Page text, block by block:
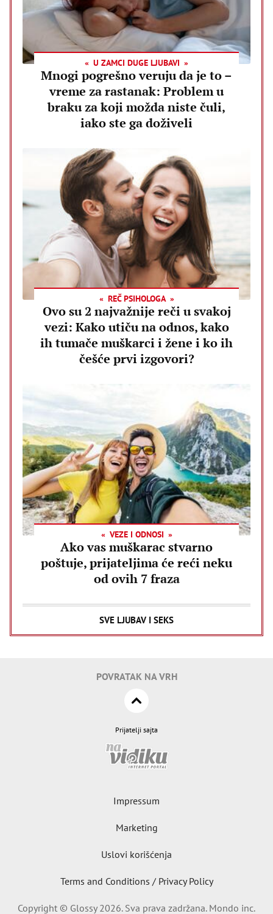
U ZAMCI DUGE LJUBAVI
Mnogi pogrešno veruju da je to –
vreme za rastanak: Problem u
braku za koji možda niste čuli,
iako ste ga doživeli
REČ PSIHOLOGA
Ovo su 2 najvažnije reči u svakoj
vezi: Kako utiču na odnos, kako
ih tumače muškarci i žene i ko ih
češće prvi izgovori?
VEZE I ODNOSI
Ako vas muškarac stvarno
poštuje, prijateljima će reći neku
od ovih 7 fraza
SVE LJUBAV I SEKS
POVRATAK NA VRH
Prijatelji sajta
Impressum
Marketing
Uslovi korišćenja
Terms and Conditions / Privacy Policy
Copyright © Glossy 2026. Sva prava zadržana. Mondo inc.